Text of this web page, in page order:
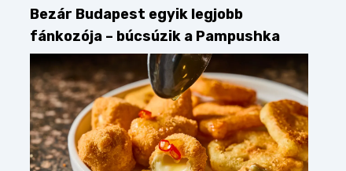
Bezár Budapest egyik legjobb
fánkozója – búcsúzik a Pampushka